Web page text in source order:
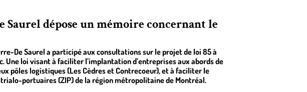
Saurel dépose un mémoire concernant le
De Saurel a participé aux consultations sur le projet de loi 85 à
Une loi visant à faciliter l’implantation d’entreprises aux abords de
pôles logistiques (Les Cèdres et Contrecoeur), et à faciliter le
portuaires (ZIP) de la région métropolitaine de Montréal.